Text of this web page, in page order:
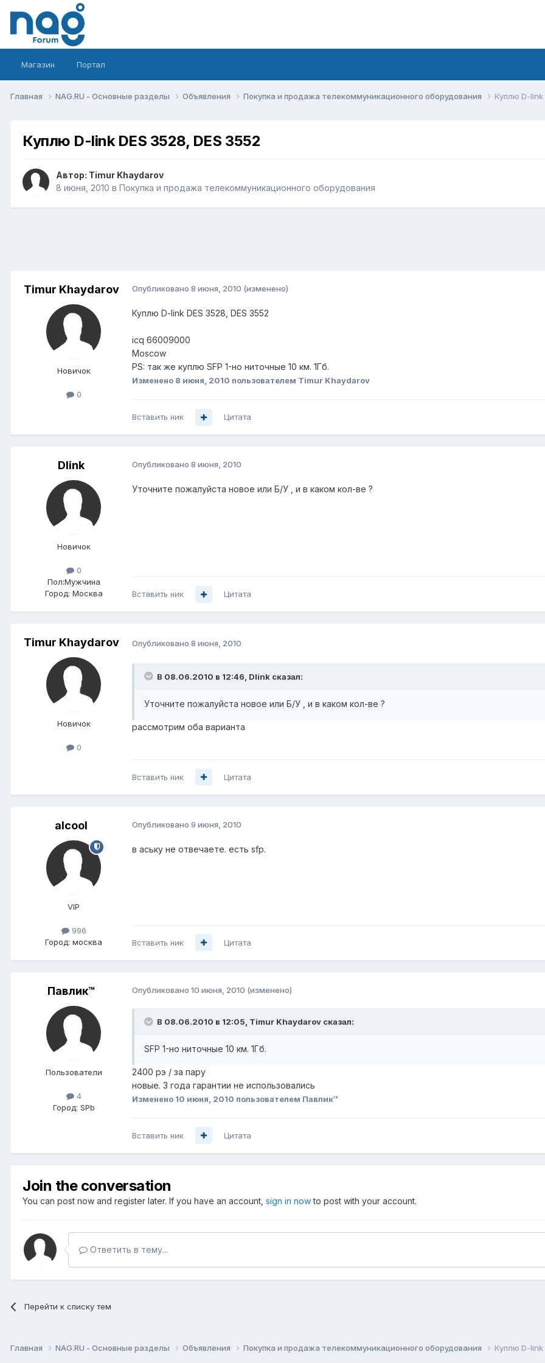
Магазин Портал
Главная NAG.RU - Основные разделы Объявления Покупка и продажа телекоммуникационного оборудования Куплю D-link
Куплю D-link DES 3528, DES 3552
Автор: Timur Khaydarov
8 июня, 2010 в Покупка и продажа телекоммуникационного оборудования
Timur Khaydarov
Новичок
0
Опубликовано 8 июня, 2010 (изменено)
Куплю D-link DES 3528, DES 3552
icq 66009000
Moscow
PS: так же куплю SFP 1-но ниточные 10 км. 1Гб.
Изменено 8 июня, 2010 пользователем Timur Khaydarov
Вставить ник Цитата
Dlink
Новичок
0
Пол:Мужчина
Город: Москва
Опубликовано 8 июня, 2010
Уточните пожалуйста новое или Б/У , и в каком кол-ве ?
Вставить ник Цитата
Timur Khaydarov
Новичок
0
Опубликовано 8 июня, 2010
В 08.06.2010 в 12:46, Dlink сказал:
Уточните пожалуйста новое или Б/У , и в каком кол-ве ?
рассмотрим оба варианта
Вставить ник Цитата
alcool
VIP
996
Город: москва
Опубликовано 9 июня, 2010
в аську не отвечаете. есть sfp.
Вставить ник Цитата
Павлик™
Пользователи
4
Город: SPb
Опубликовано 10 июня, 2010 (изменено)
В 08.06.2010 в 12:05, Timur Khaydarov сказал:
SFP 1-но ниточные 10 км. 1Гб.
2400 рэ / за пару
новые. 3 года гарантии не использовались
Изменено 10 июня, 2010 пользователем Павлик™
Вставить ник Цитата
Join the conversation
You can post now and register later. If you have an account, sign in nowto post with your account.
Ответить в тему...
Перейти к списку тем
Главная NAG.RU - Основные разделы Объявления Покупка и продажа телекоммуникационного оборудования Куплю D-link